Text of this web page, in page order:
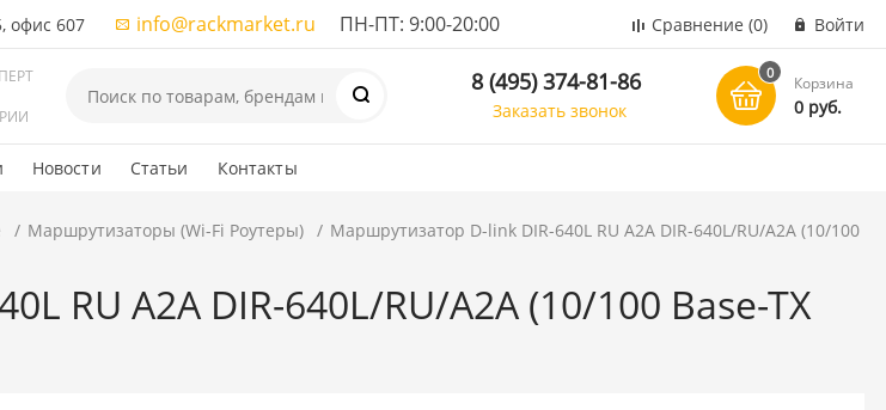
офис 607 info@rackmarket.ru ПН-ПТ: 9:00-20:00 Сравнение (0) Войти
8 (495) 374-81-86
Заказать звонок
0
Корзина
0 руб.
Новости Статьи Контакты
Маршрутизаторы (Wi-Fi Роутеры)
Маршрутизатор D-link DIR-640L RU A2A DIR-640L/RU/A2A (10/100
RU A2A DIR-640L/RU/A2A (10/100 Base-TX